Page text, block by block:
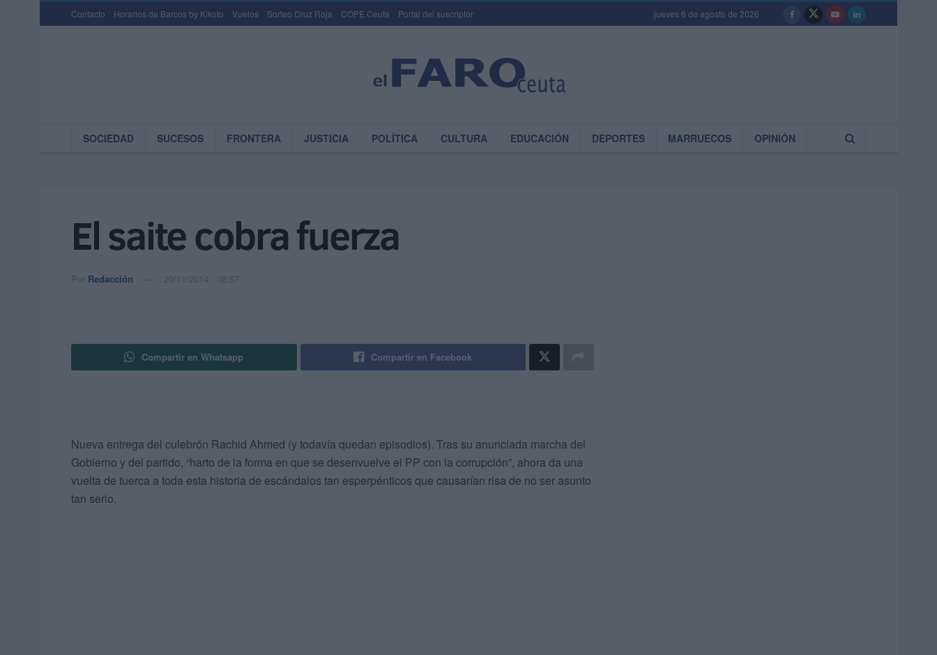
Contacto Horarios de Barcos by Kikoto Vuelos Sorteo Cruz Roja COPE Ceuta Portal del suscriptor jueves 6 de agosto de 2026
SOCIEDAD SUCESOS FRONTERA JUSTICIA POLÍTICA CULTURA EDUCACIÓN DEPORTES MARRUECOS OPINIÓN
El saite cobra fuerza
Por Redacción 20/11/2014 - 08:57
Compartir en Whatsapp Compartir en Facebook
Nueva entrega del culebrón Rachid Ahmed (y todavía quedan episodios). Tras su anunciada marcha del
Gobierno y del partido, “harto de la forma en que se desenvuelve el PP con la corrupción”, ahora da una
vuelta de tuerca a toda esta historia de escándalos tan esperpénticos que causarían risa de no ser asunto
tan serio.